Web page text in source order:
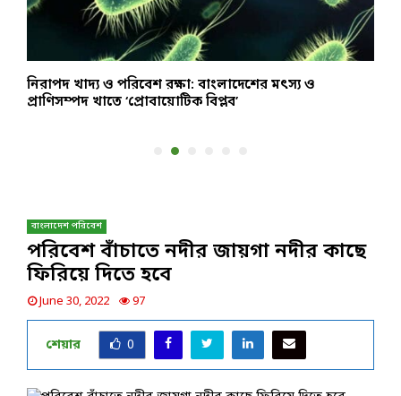
নিরাপদ খাদ্য ও পরিবেশ রক্ষা: বাংলাদেশের মৎস্য ও
প্রাণিসম্পদ খাতে ‘প্রোবায়োটিক বিপ্লব’
বাংলাদেশ পরিবেশ
পরিবেশ বাঁচাতে নদীর জায়গা নদীর কাছে
ফিরিয়ে দিতে হবে
June 30, 2022 97
শেয়ার 0